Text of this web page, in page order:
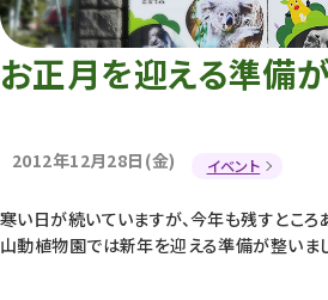
再
環
お正月を迎える準備
2012年12月28日(金) イベント
寒い日が続いていますが、今年も残すところ
山動植物園では新年を迎える準備が整いま